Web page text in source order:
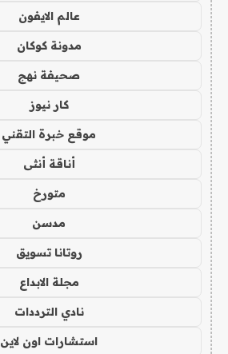
عالم الايفون
مدونة كوكان
صحيفة نهج
كار نيوز
موقع خبرة التقني
أناقة أنثى
متورخ
مدسن
روتانا تسويق
مجلة الابداع
نادي الترددات
استشارات اون لاين